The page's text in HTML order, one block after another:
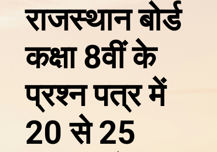
राजस्थान बोर्ड
कक्षा 8वीं के
प्रश्न पत्र में
20 से 25